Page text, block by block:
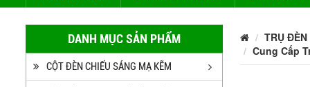
DANH MỤC SẢN PHẨM
CỘT ĐÈN CHIẾU SÁNG MẠ KẼM
TRỤ ĐÈN
Cung Cấp